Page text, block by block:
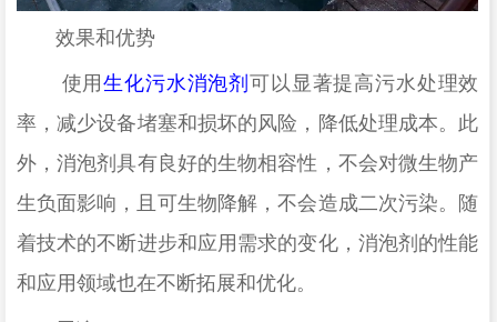
效果和优势
使用生化污水消泡剂可以显著提高污水处理效
率，减少设备堵塞和损坏的风险，降低处理成本。此
外，消泡剂具有良好的生物相容性，不会对微生物产
生负面影响，且可生物降解，不会造成二次污染。随
着技术的不断进步和应用需求的变化，消泡剂的性能
和应用领域也在不断拓展和优化。